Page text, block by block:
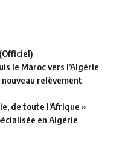
le Maroc vers l’Algérie
nouveau relèvement
de toute l’Afrique »
en Algérie